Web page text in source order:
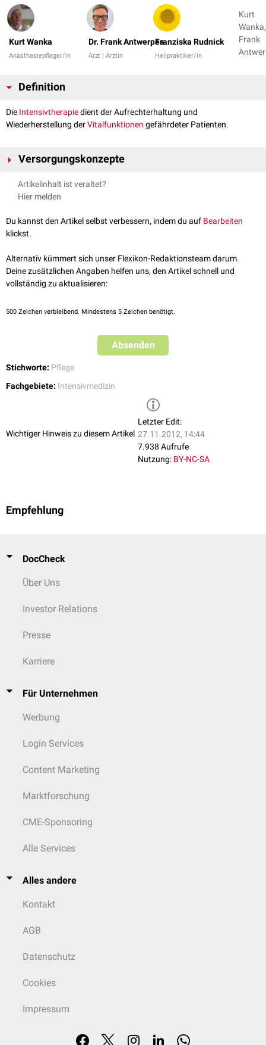
Kurt Wanka
Anästhesiepfleger/in
Dr. Frank Antwerpes
Arzt | Ärztin
Franziska Rudnick
Heilpraktiker/in
Kurt
Frank
Definition
Die Intensivtherapiedient der Aufrechterhaltung und
Wiederherstellung derVitalfunktionen gefährdeter Patienten.
Versorgungskonzepte
Intensivstation
Innerhalb der Maximalversorgung arbeiten auf der
Fachkrankenschwestern/-pfleger fürIntensivpflege . Weiterlesen:
Fachpflegekraft für Intensivpflege und Anästhesie
Intermediate Care
Patienten, die nur wegen einer Gefährdung einer engmaschigen
Überwachung bedürfen, werden auf der
undIntensivmedizin, kann allerdings auch fachspezifisch betrieben
Die Koordination der Zusammenarbeit zwischen
FlexiEssay:Kosteneffizienz in der Intensivpflege
Artikelinhalt ist veraltet?
Hier melden
Du kannst den Artikel selbst verbessern, indem du auf Bearbeiten
klickst.
Alternativ kümmert sich unser Flexikon-Redaktionsteam darum.
Deine zusätzlichen Angaben helfen uns, den Artikel schnell und
vollständig zu aktualisieren:
500 Zeichen verbleibend. Mindestens 5 Zeichen benötigt.
Absenden
Stichworte: Pflege
Fachgebiete: Intensivmedizin
Wichtiger Hinweis zu diesem Artikel
Letzter Edit:
27.11.2012, 14:44
7.938 Aufrufe
Nutzung: BY-NC-SA
Empfehlung
DocCheck
Über Uns
Investor Relations
Presse
Karriere
Für Unternehmen
Werbung
Login Services
Content Marketing
Marktforschung
CME-Sponsoring
Alle Services
Alles andere
Kontakt
AGB
Datenschutz
Cookies
Impressum